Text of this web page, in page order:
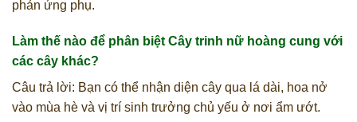
phản ứng phụ.
Làm thế nào để phân biệt Cây trinh nữ hoàng cung với
các cây khác?
Câu trả lời: Bạn có thể nhận diện cây qua lá dài, hoa nở
vào mùa hè và vị trí sinh trưởng chủ yếu ở nơi ẩm ướt.